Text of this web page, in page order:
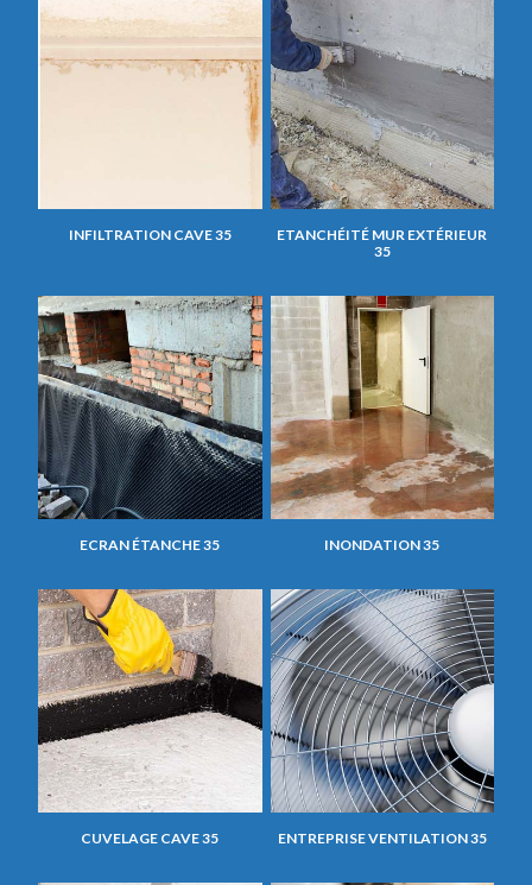
INFILTRATION CAVE 35
ETANCHÉITÉ MUR EXTÉRIEUR
35
ECRAN ÉTANCHE 35 INONDATION 35
CUVELAGE CAVE 35 ENTREPRISE VENTILATION 35